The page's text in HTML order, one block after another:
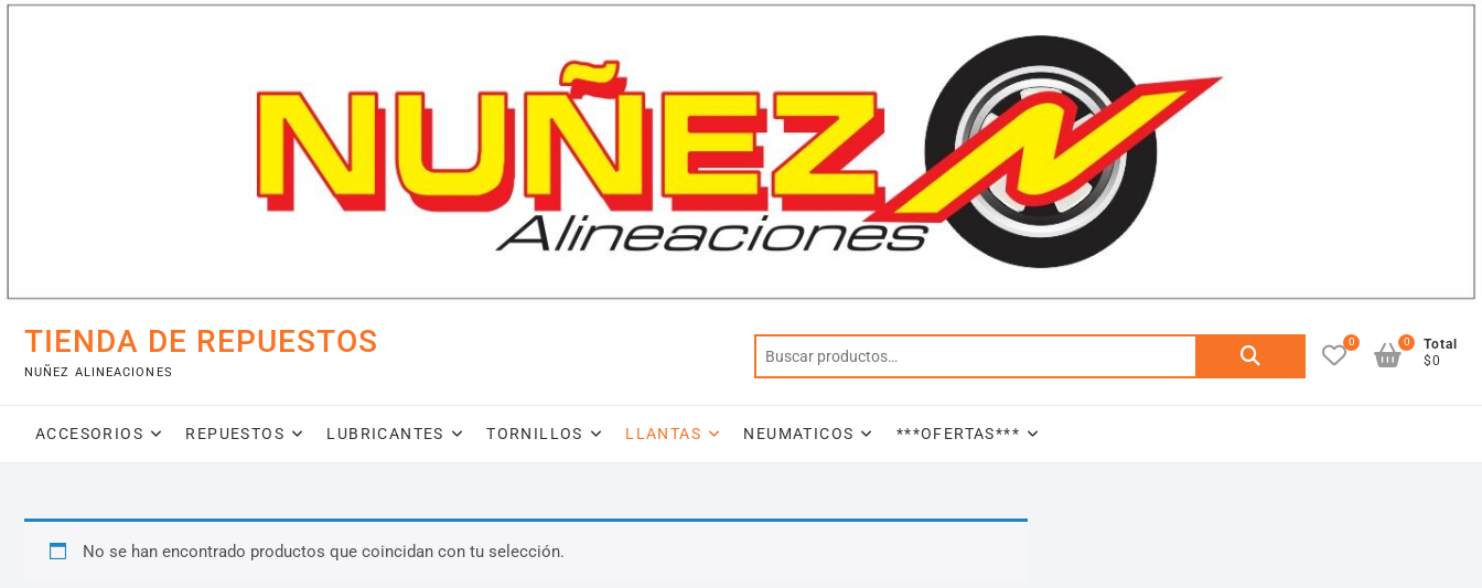
Saltar
TIENDA DE REPUESTOS
NUÑEZ ALINEACIONES
Buscar
0
Total
$0
0
ACCESORIOS REPUESTOS LUBRICANTES TORNILLOS LLANTAS NEUMATICOS ***OFERTAS***
No se han encontrado productos que coincidan con tu selección.